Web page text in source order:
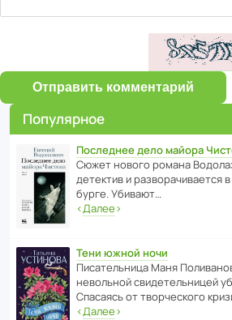
Отправить комментарий
Популярное
Последнее дело майора
Сюжет нового романа
дете­ктив и
бурге. Убивают…
‹Далее›
Тени южной ночи
Писа­тель­ница Маня
невольной свиде­тель­ницей
Спасаясь от твор­че­с­кого
‹Далее›